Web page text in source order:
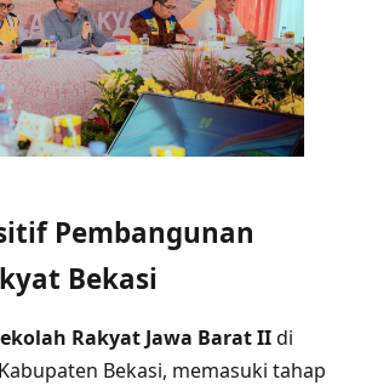
Pembangunan
Bekasi
Rakyat Jawa Barat IIdi
Bekasi, memasuki tahap